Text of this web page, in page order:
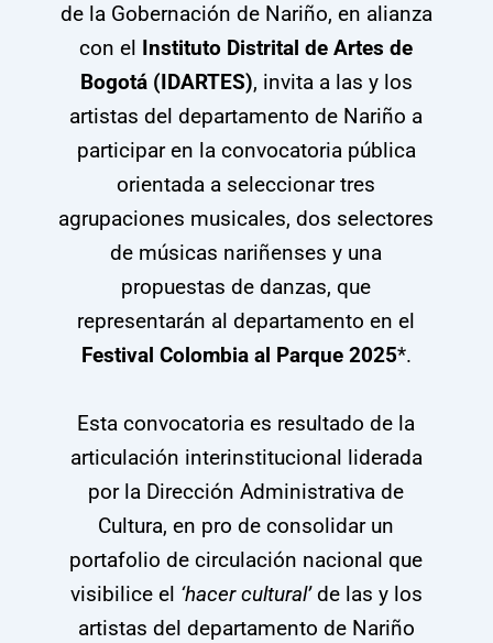
de la Gobernación de Nariño, en alianza
con el Instituto Distrital de Artes de
Bogotá (IDARTES), invita a las y los
artistas del departamento de Nariño a
participar en la convocatoria pública
orientada a seleccionar tres
agrupaciones musicales, dos selectores
de músicas nariñenses y una
propuestas de danzas, que
representarán al departamento en el
Festival Colombia al Parque 2025*.
Esta convocatoria es resultado de la
articulación interinstitucional liderada
por la Dirección Administrativa de
Cultura, en pro de consolidar un
portafolio de circulación nacional que
visibilice el ‘hacer cultural’de las y los
artistas del departamento de Nariño